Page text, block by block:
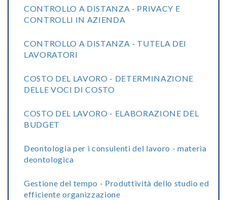
CONTROLLO A DISTANZA - PRIVACY E
CONTROLLI IN AZIENDA
CONTROLLO A DISTANZA - TUTELA DEI
LAVORATORI
COSTO DEL LAVORO - DETERMINAZIONE
DELLE VOCI DI COSTO
COSTO DEL LAVORO - ELABORAZIONE DEL
BUDGET
Deontologia per i consulenti del lavoro - materia
deontologica
Gestione del tempo - Produttività dello studio ed
efficiente organizzazione